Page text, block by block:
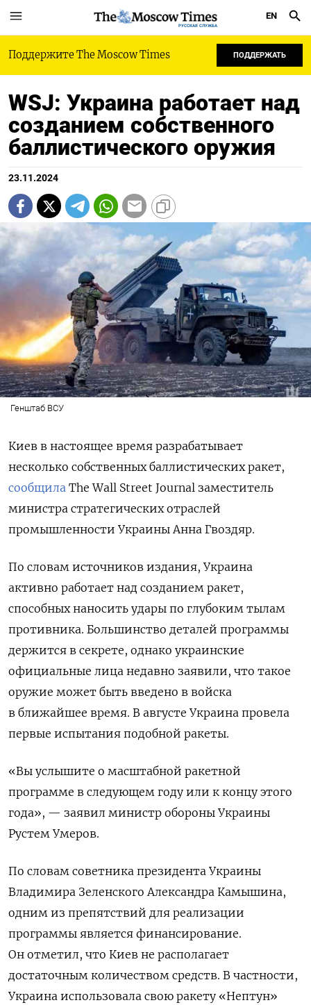
РУССКАЯ СЛУЖБА
EN
Поддержите The Moscow Times ПОДДЕРЖАТЬ
WSJ: Украина работает над
созданием собственного
баллистического оружия
23.11.2024
Генштаб ВСУ
Киев в настоящее время разрабатывает
несколько собственных баллистических ракет,
сообщила The Wall Street Journal заместитель
министра стратегических отраслей
промышленности Украины Анна Гвоздяр.
По словам источников издания, Украина
активно работает над созданием ракет,
способных наносить удары по глубоким тылам
противника. Большинство деталей программы
держится в секрете, однако украинские
официальные лица недавно заявили, что такое
оружие может быть введено в войска
в ближайшее время. В августе Украина провела
первые испытания подобной ракеты.
«Вы услышите о масштабной ракетной
программе в следующем году или к концу этого
года», — заявил министр обороны Украины
Рустем Умеров.
По словам советника президента Украины
Владимира Зеленского Александра Камышина,
одним из препятствий для реализации
программы является финансирование.
Он отметил, что Киев не располагает
достаточным количеством средств. В частности,
Украина использовала свою ракету «Нептун»